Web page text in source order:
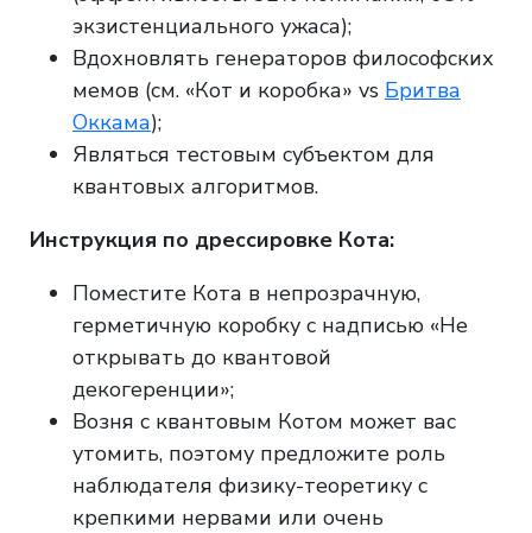
экзистенциального ужаса);
Вдохновлять генераторов философских
мемов (см. «Кот и коробка» vs Бритва
Оккама);
Являться тестовым субъектом для
квантовых алгоритмов.
Инструкция по дрессировке Кота:
Поместите Кота в непрозрачную,
герметичную коробку с надписью «Не
открывать до квантовой
декогеренции»;
Возня с квантовым Котом может вас
утомить, поэтому предложите роль
наблюдателя физику-теоретику с
крепкими нервами или очень